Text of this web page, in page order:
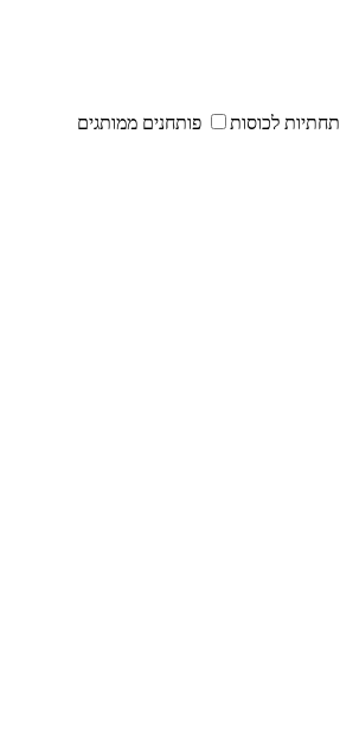
תחתיות לכוסות
פותחנים ממותגים